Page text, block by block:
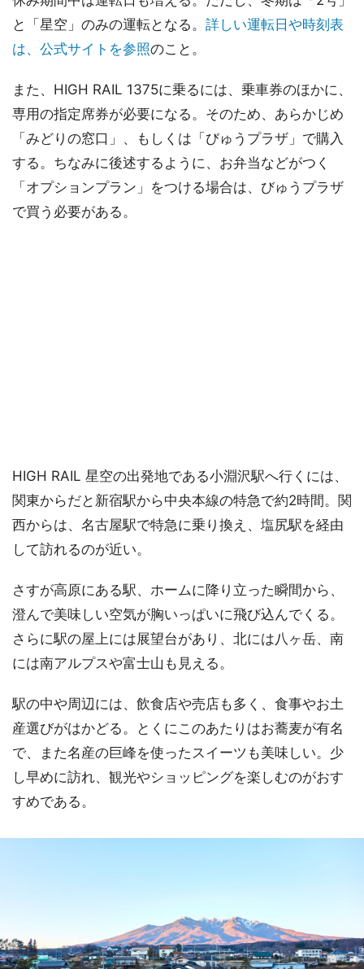
と「星空」のみの運転となる。 詳しい運転日や時刻表
は、公式サイトを参照のこと。
また、HIGH RAIL 1375に乗るには、乗車券のほかに、
専用の指定席券が必要になる。そのため、あらかじめ
「みどりの窓口」、もしくは「びゅうプラザ」で購入
する。ちなみに後述するように、お弁当などがつく
「オプションプラン」をつける場合は、びゅうプラザ
で買う必要がある。
HIGH RAIL 星空の出発地である小淵沢駅へ行くには、
関東からだと新宿駅から中央本線の特急で約2時間。関
西からは、名古屋駅で特急に乗り換え、塩尻駅を経由
して訪れるのが近い。
さすが高原にある駅、ホームに降り立った瞬間から、
澄んで美味しい空気が胸いっぱいに飛び込んでくる。
さらに駅の屋上には展望台があり、北には八ヶ岳、南
には南アルプスや富士山も見える。
駅の中や周辺には、飲食店や売店も多く、食事やお土
産選びがはかどる。とくにこのあたりはお蕎麦が有名
で、また名産の巨峰を使ったスイーツも美味しい。少
し早めに訪れ、観光やショッピングを楽しむのがおす
すめである。